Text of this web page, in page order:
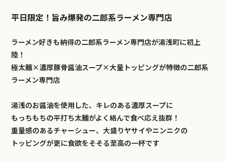
平日限定！旨み爆発の二郎系ラーメン専門店
ラーメン好きも納得の二郎系ラーメン専門店が湯浅町に初上
陸！
極太麺×濃厚豚骨醤油スープ×大量トッピングが特徴の二郎系
ラーメン専門店
湯浅のお醤油を使用した、キレのある濃厚スープに
もっちもちの平打ち太麺がよく絡んで食べ応え抜群！
重量感のあるチャーシュー、大盛りヤサイやニンニクの
トッピングが更に食欲をそそる至高の一杯です